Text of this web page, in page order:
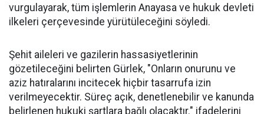
vurgulayarak, tüm işlemlerin Anayasa ve hukuk devleti
ilkeleri çerçevesinde yürütüleceğini söyledi.
Şehit aileleri ve gazilerin hassasiyetlerinin
gözetileceğini belirten Gürlek, "Onların onurunu ve
aziz hatıralarını incitecek hiçbir tasarrufa izin
verilmeyecektir. Süreç açık, denetlenebilir ve kanunda
belirlenen hukuki şartlara bağlı olacaktır." ifadelerini